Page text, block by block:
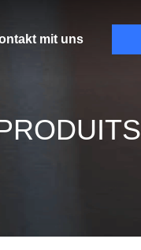
mit uns